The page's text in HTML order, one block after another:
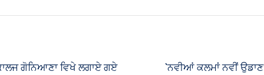
ਗੋਨਿਆਣਾ ਵਿਖੇ ਲਗਾਏ ਗਏ
`ਨਵੀਆਂ ਕਲਮਾਂ ਨਵੀਂ